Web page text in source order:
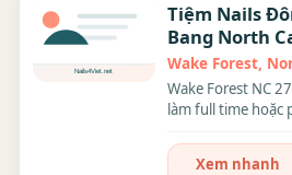
Tiệm Nails
Bang North
Wake Forest,
Wake Forest NC
làm full time hoặc
Xem nhanh